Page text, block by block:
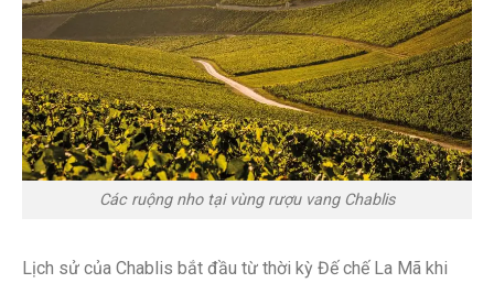
Các ruộng nho tại vùng rượu vang Chablis
Lịch sử của Chablis bắt đầu từ thời kỳ Đế chế La Mã khi